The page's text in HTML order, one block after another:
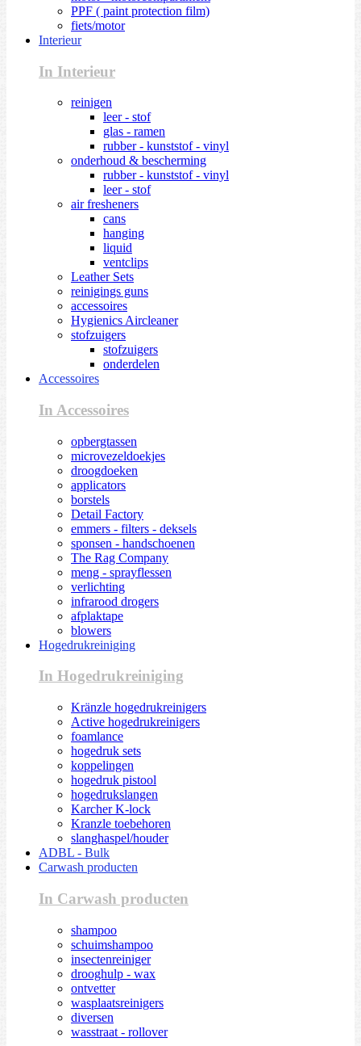
PPF ( paint protection film)
fiets/motor
Interieur
In Interieur
reinigen
leer - stof
glas - ramen
rubber - kunststof - vinyl
onderhoud & bescherming
rubber - kunststof - vinyl
leer - stof
air fresheners
cans
hanging
liquid
ventclips
Leather Sets
reinigings guns
accessoires
Hygienics Aircleaner
stofzuigers
stofzuigers
onderdelen
Accessoires
In Accessoires
opbergtassen
microvezeldoekjes
droogdoeken
applicators
borstels
Detail Factory
emmers - filters - deksels
sponsen - handschoenen
The Rag Company
meng - sprayflessen
verlichting
infrarood drogers
afplaktape
blowers
Hogedrukreiniging
In Hogedrukreiniging
Kränzle hogedrukreinigers
Active hogedrukreinigers
foamlance
hogedruk sets
koppelingen
hogedruk pistool
hogedrukslangen
Karcher K-lock
Kranzle toebehoren
slanghaspel/houder
ADBL - Bulk
Carwash producten
In Carwash producten
shampoo
schuimshampoo
insectenreiniger
drooghulp - wax
ontvetter
wasplaatsreinigers
diversen
wasstraat - rollover